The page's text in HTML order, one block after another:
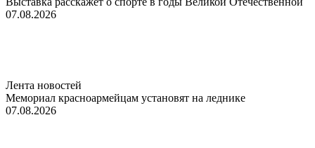
07.08.2026
Лента новостей
Мемориал красноармейцам установят на леднике
07.08.2026